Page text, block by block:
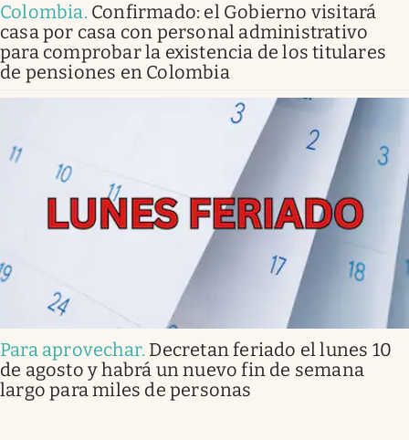
Colombia. Confirmado: el Gobierno visitará
casa por casa con personal administrativo
para comprobar la existencia de los titulares
de pensiones en Colombia
Para aprovechar. Decretan feriado el lunes 10
de agosto y habrá un nuevo fin de semana
largo para miles de personas